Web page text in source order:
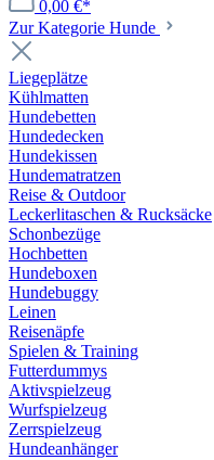
0,00 €*
Zur Kategorie Hunde
Liegeplätze
Kühlmatten
Hundebetten
Hundedecken
Hundekissen
Hundematratzen
Reise & Outdoor
Leckerlitaschen & Rucksäcke
Schonbezüge
Hochbetten
Hundeboxen
Hundebuggy
Leinen
Reisenäpfe
Spielen & Training
Futterdummys
Aktivspielzeug
Wurfspielzeug
Zerrspielzeug
Hundeanhänger